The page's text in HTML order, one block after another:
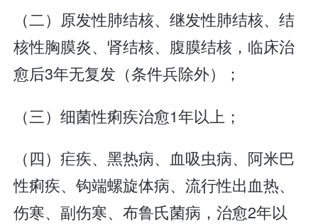
（二）原发性肺结核、继发性肺结核、结
核性胸膜炎、肾结核、腹膜结核，临床治
愈后3年无复发（条件兵除外）；
（三）细菌性痢疾治愈1年以上；
（四）疟疾、黑热病、血吸虫病、阿米巴
性痢疾、钩端螺旋体病、流行性出血热、
伤寒、副伤寒、布鲁氏菌病，治愈2年以